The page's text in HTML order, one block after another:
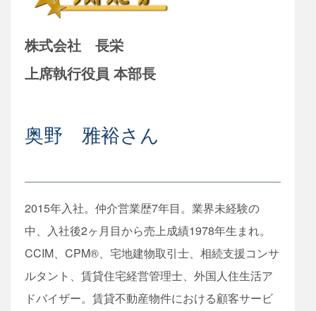
株式会社 長栄
上席執行役員 本部長
奥野 雅裕さん
2015年入社。仲介営業歴7年目。業界未経験の
中、入社後2ヶ月目から売上成績1978年生まれ。
CCIM、CPM®、宅地建物取引士、相続支援コンサ
ルタント、賃貸住宅経営管理士、外国人住生活ア
ドバイザー。賃貸不動産物件における顧客サービ